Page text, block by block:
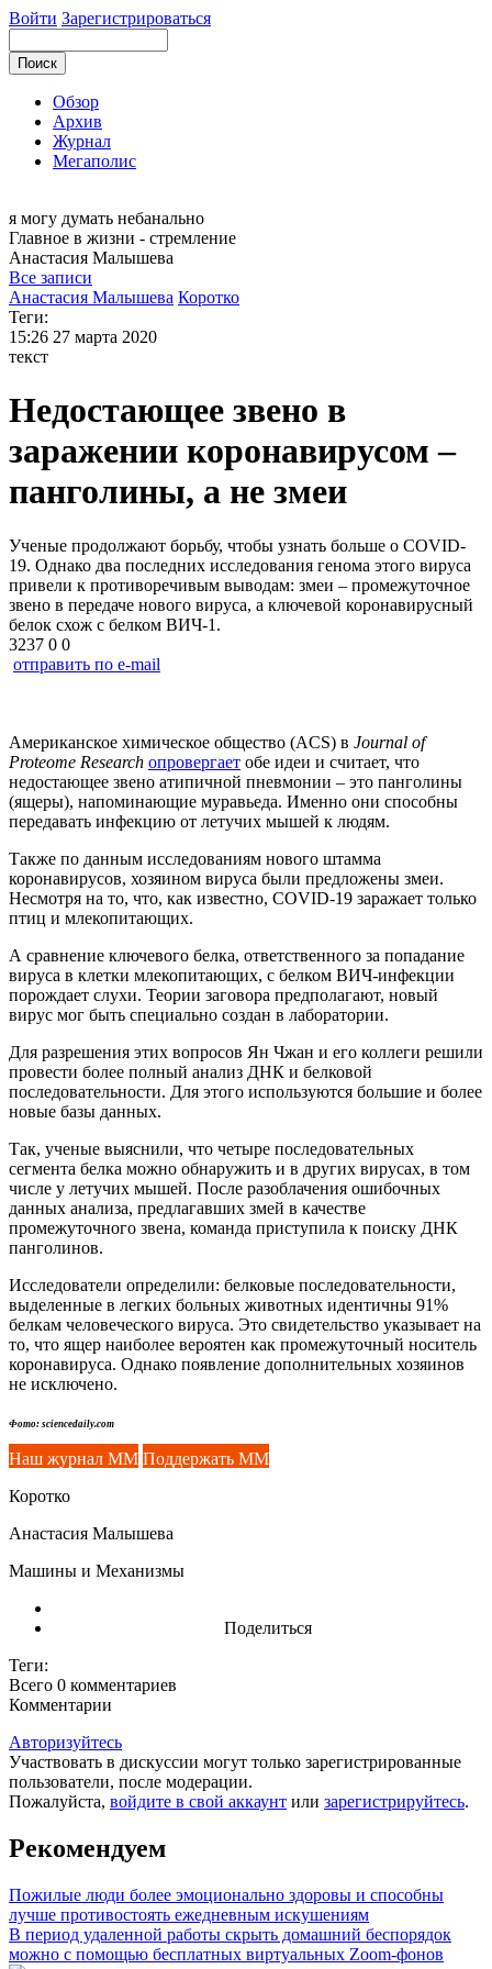
Войти Зарегистрироваться
Обзор
Архив
Журнал
Мегаполис
я могу думать небанально
Главное в жизни - стремление
Анастасия Малышева
Все записи
Анастасия Малышева Коротко
Теги:
15:26 27 марта 2020
текст
Недостающее звено в
заражении коронавирусом –
панголины, а не змеи
Ученые продолжают борьбу, чтобы узнать больше о COVID-
19. Однако два последних исследования генома этого вируса
привели к противоречивым выводам: змеи – промежуточное
звено в передаче нового вируса, а ключевой коронавирусный
белок схож с белком ВИЧ-1.
3237 0 0
отправить по e-mail
Американское химическое общество (ACS) в Journal of
Proteome Research опровергает обе идеи и считает, что
недостающее звено атипичной пневмонии – это панголины
(ящеры), напоминающие муравьеда. Именно они способны
передавать инфекцию от летучих мышей к людям.
Также по данным исследованиям нового штамма
коронавирусов, хозяином вируса были предложены змеи.
Несмотря на то, что, как известно, COVID-19 заражает только
птиц и млекопитающих.
А сравнение ключевого белка, ответственного за попадание
вируса в клетки млекопитающих, с белком ВИЧ-инфекции
порождает слухи. Теории заговора предполагают, новый
вирус мог быть специально создан в лаборатории.
Для разрешения этих вопросов Ян Чжан и его коллеги решили
провести более полный анализ ДНК и белковой
последовательности. Для этого используются большие и более
новые базы данных.
Так, ученые выяснили, что четыре последовательных
сегмента белка можно обнаружить и в других вирусах, в том
числе у летучих мышей. После разоблачения ошибочных
данных анализа, предлагавших змей в качестве
промежуточного звена, команда приступила к поиску ДНК
панголинов.
Исследователи определили: белковые последовательности,
выделенные в легких больных животных идентичны 91%
белкам человеческого вируса. Это свидетельство указывает на
то, что ящер наиболее вероятен как промежуточный носитель
коронавируса. Однако появление дополнительных хозяинов
не исключено.
Фото: sciencedaily.com
Наш журнал ММ Поддержать ММ
Коротко
Анастасия Малышева
Машины и Механизмы
Поделиться
Теги:
Всего 0 комментариев
Комментарии
Авторизуйтесь
Участвовать в дискуссии могут только зарегистрированные
пользователи, после модерации.
Пожалуйста, войдите в свой аккаунт или зарегистрируйтесь.
Рекомендуем
Пожилые люди более эмоционально здоровы и способны
лучше противостоять ежедневным искушениям
В период удаленной работы скрыть домашний беспорядок
можно с помощью бесплатных виртуальных Zoom-фонов